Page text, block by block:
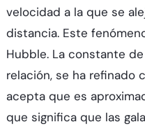
velocidad a la que se
distancia. Este
Hubble. La constante
relación, se ha refinado
acepta que es
que significa que las